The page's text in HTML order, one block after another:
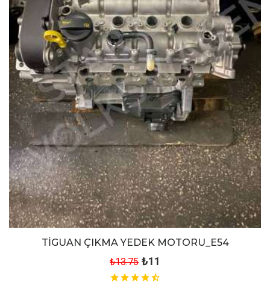
TİGUAN ÇIKMA YEDEK MOTORU_E54
₺13.75 ₺11